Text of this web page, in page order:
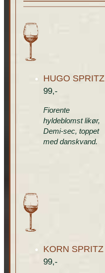
HUGO SPRITZ
99,-
Fiorente
hyldeblomst likør,
Demi-sec, toppet
med danskvand.
KORN SPRITZ
99,-